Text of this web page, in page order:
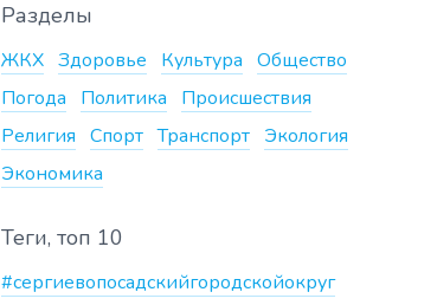
Разделы
ЖКХ Здоровье Культура Общество
Погода
Политика
Происшествия
Религия Спорт Транспорт Экология
Экономика
Теги, топ 10
#сергиевопосадскийгородскойокруг